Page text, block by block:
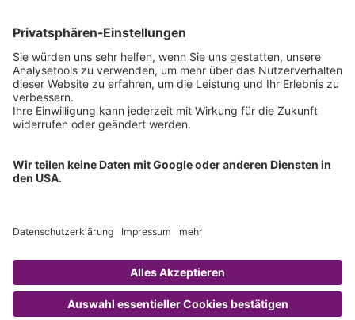
IFU anfordern
Zertifizierungen
ISO 9001 Zertifikat